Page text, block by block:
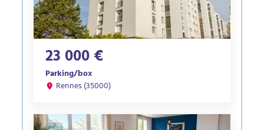
23 000 €
Parking/box
Rennes (35000)